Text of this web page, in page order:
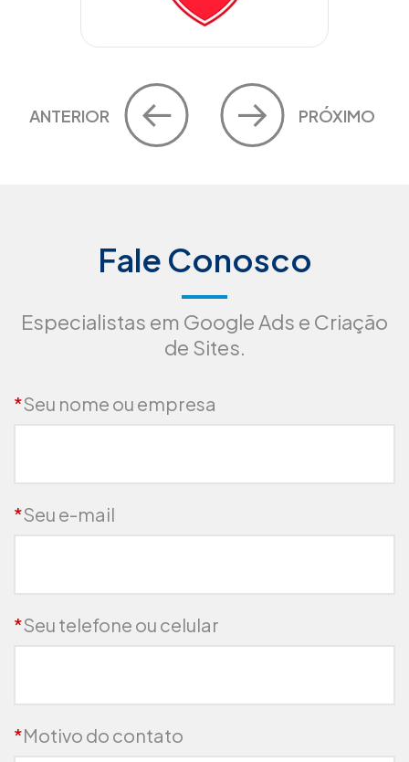
ANTERIOR PRÓXIMO
Fale Conosco
Especialistas em Google Ads e Criação
de Sites.
*Seu nome ou empresa
*Seu e-mail
*Seu telefone ou celular
*Motivo do contato